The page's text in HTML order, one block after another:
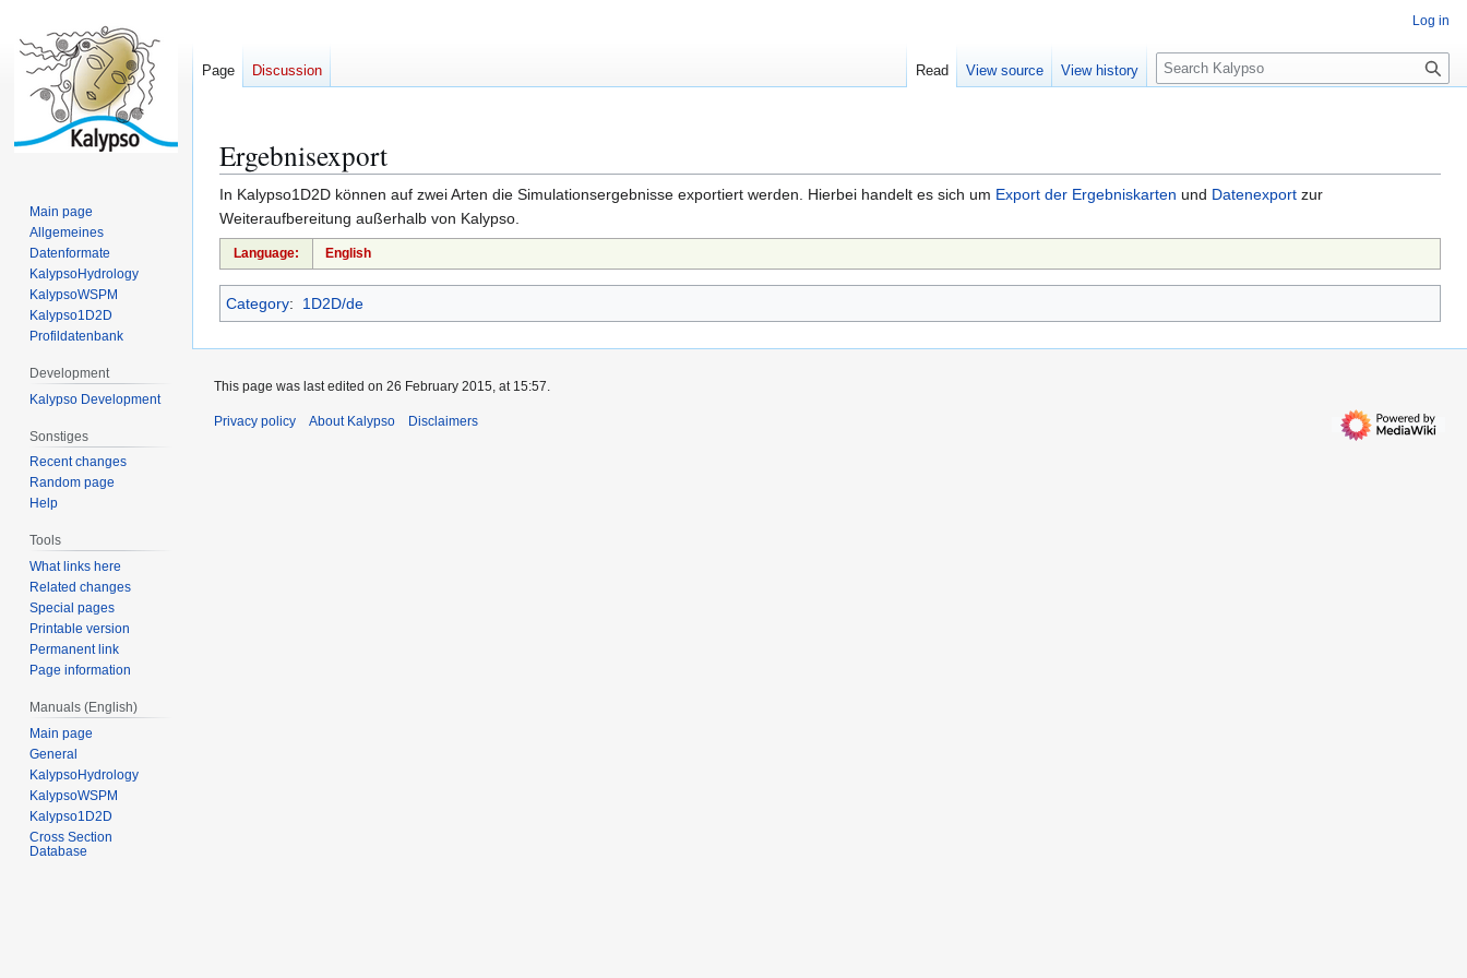
Jump
to
navigation
Jump
to
search
Ergebnisexport
In Kalypso1D2D können auf zwei Arten die Simulationsergebnisse exportiert werden. Hierbei handelt es sich um Export der Ergebniskarten und Datenexport zur
Weiteraufbereitung außerhalb von Kalypso.
Language: English
Category: 1D2D/de
Log in
Page Discussion Read View source View history
S
e
h
Main page
Allgemeines
Datenformate
KalypsoHydrology
KalypsoWSPM
Kalypso1D2D
Profildatenbank
Development
Kalypso Development
Sonstiges
Recent changes
Random page
Help
Tools
What links here
Related changes
Special pages
Printable version
Permanent link
Page information
Manuals (English)
Main page
General
KalypsoHydrology
KalypsoWSPM
Kalypso1D2D
Cross Section
Database
This page was last edited on 26 February 2015, at 15:57.
Privacy policy About Kalypso Disclaimers